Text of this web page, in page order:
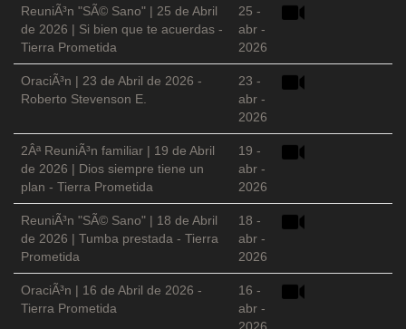
ReuniÃ³n "SÃ© Sano" | 25 de Abril
de 2026 | Si bien que te acuerdas -
Tierra Prometida
25 -
abr -
2026
OraciÃ³n | 23 de Abril de 2026 -
Roberto Stevenson E.
23 -
abr -
2026
2Âª ReuniÃ³n familiar | 19 de Abril
de 2026 | Dios siempre tiene un
plan - Tierra Prometida
19 -
abr -
2026
ReuniÃ³n "SÃ© Sano" | 18 de Abril
de 2026 | Tumba prestada - Tierra
Prometida
18 -
abr -
2026
OraciÃ³n | 16 de Abril de 2026 -
Tierra Prometida
16 -
abr -